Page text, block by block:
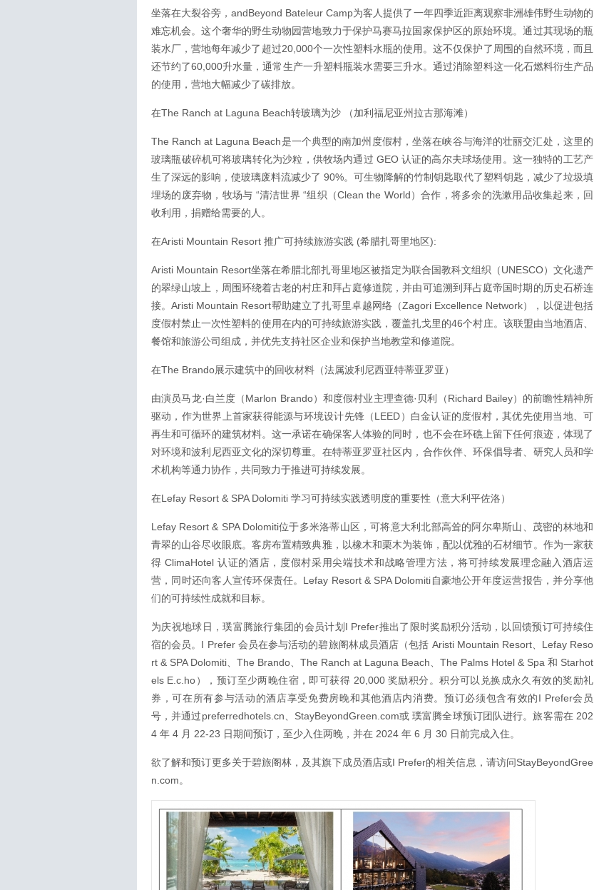
坐落在大裂谷旁，andBeyond Bateleur Camp为客人提供了一年四季近距离观察非洲雄伟野生动物的
难忘机会。这个奢华的野生动物园营地致力于保护马赛马拉国家保护区的原始环境。通过其现场的瓶
装水厂，营地每年减少了超过20,000个一次性塑料水瓶的使用。这不仅保护了周围的自然环境，而且
还节约了60,000升水量，通常生产一升塑料瓶装水需要三升水。通过消除塑料这一化石燃料衍生产品
的使用，营地大幅减少了碳排放。
在The Ranch at Laguna Beach转玻璃为沙 （加利福尼亚州拉古那海滩）
The Ranch at Laguna Beach是一个典型的南加州度假村，坐落在峡谷与海洋的壮丽交汇处，这里的
玻璃瓶破碎机可将玻璃转化为沙粒，供牧场内通过 GEO 认证的高尔夫球场使用。这一独特的工艺产
生了深远的影响，使玻璃废料流减少了 90%。可生物降解的竹制钥匙取代了塑料钥匙，减少了垃圾填
埋场的废弃物，牧场与 “清洁世界 “组织（Clean the World）合作，将多余的洗漱用品收集起来，回
收利用，捐赠给需要的人。
在Aristi Mountain Resort 推广可持续旅游实践 (希腊扎哥里地区):
Aristi Mountain Resort坐落在希腊北部扎哥里地区被指定为联合国教科文组织（UNESCO）文化遗产
的翠绿山坡上，周围环绕着古老的村庄和拜占庭修道院，并由可追溯到拜占庭帝国时期的历史石桥连
接。Aristi Mountain Resort帮助建立了扎哥里卓越网络（Zagori Excellence Network），以促进包括
度假村禁止一次性塑料的使用在内的可持续旅游实践，覆盖扎戈里的46个村庄。该联盟由当地酒店、
餐馆和旅游公司组成，并优先支持社区企业和保护当地教堂和修道院。
在The Brando展示建筑中的回收材料（法属波利尼西亚特蒂亚罗亚）
由演员马龙·白兰度（Marlon Brando）和度假村业主理查德·贝利（Richard Bailey）的前瞻性精神所
驱动，作为世界上首家获得能源与环境设计先锋（LEED）白金认证的度假村，其优先使用当地、可
再生和可循环的建筑材料。这一承诺在确保客人体验的同时，也不会在环礁上留下任何痕迹，体现了
对环境和波利尼西亚文化的深切尊重。在特蒂亚罗亚社区内，合作伙伴、环保倡导者、研究人员和学
术机构等通力协作，共同致力于推进可持续发展。
在Lefay Resort & SPA Dolomiti 学习可持续实践透明度的重要性（意大利平佐洛）
Lefay Resort & SPA Dolomiti位于多米洛蒂山区，可将意大利北部高耸的阿尔卑斯山、茂密的林地和
青翠的山谷尽收眼底。客房布置精致典雅，以橡木和栗木为装饰，配以优雅的石材细节。作为一家获
得 ClimaHotel 认证的酒店，度假村采用尖端技术和战略管理方法，将可持续发展理念融入酒店运
营，同时还向客人宣传环保责任。Lefay Resort & SPA Dolomiti自豪地公开年度运营报告，并分享他
们的可持续性成就和目标。
为庆祝地球日，璞富腾旅行集团的会员计划I Prefer推出了限时奖励积分活动，以回馈预订可持续住
宿的会员。I Prefer 会员在参与活动的碧旅阁林成员酒店（包括 Aristi Mountain Resort、Lefay Reso
rt & SPA Dolomiti、The Brando、The Ranch at Laguna Beach、The Palms Hotel & Spa 和 Starhot
els E.c.ho），预订至少两晚住宿，即可获得 20,000 奖励积分。积分可以兑换成永久有效的奖励礼
券，可在所有参与活动的酒店享受免费房晚和其他酒店内消费。预订必须包含有效的I Prefer会员
号，并通过preferredhotels.cn、StayBeyondGreen.com或 璞富腾全球预订团队进行。旅客需在 202
4 年 4 月 22-23 日期间预订，至少入住两晚，并在 2024 年 6 月 30 日前完成入住。
欲了解和预订更多关于碧旅阁林，及其旗下成员酒店或I Prefer的相关信息，请访问StayBeyondGree
n.com。